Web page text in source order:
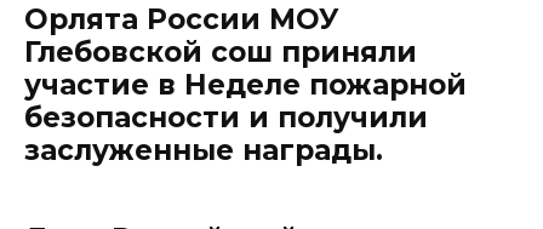
Орлята России МОУ
Глебовской сош приняли
участие в Неделе пожарной
безопасности и получили
заслуженные награды.